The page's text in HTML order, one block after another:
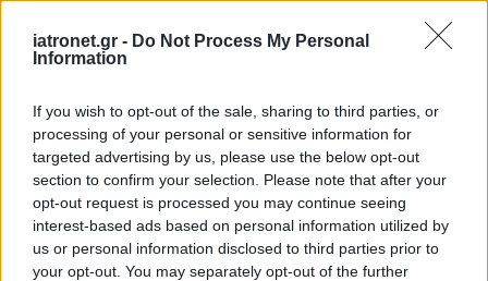
iatronet.gr - Do Not Process My Personal
Information
If you wish to opt-out of the sale, sharing to third parties, or
processing of your personal or sensitive information for
targeted advertising by us, please use the below opt-out
section to confirm your selection. Please note that after your
opt-out request is processed you may continue seeing
interest-based ads based on personal information utilized by
us or personal information disclosed to third parties prior to
your opt-out. You may separately opt-out of the further